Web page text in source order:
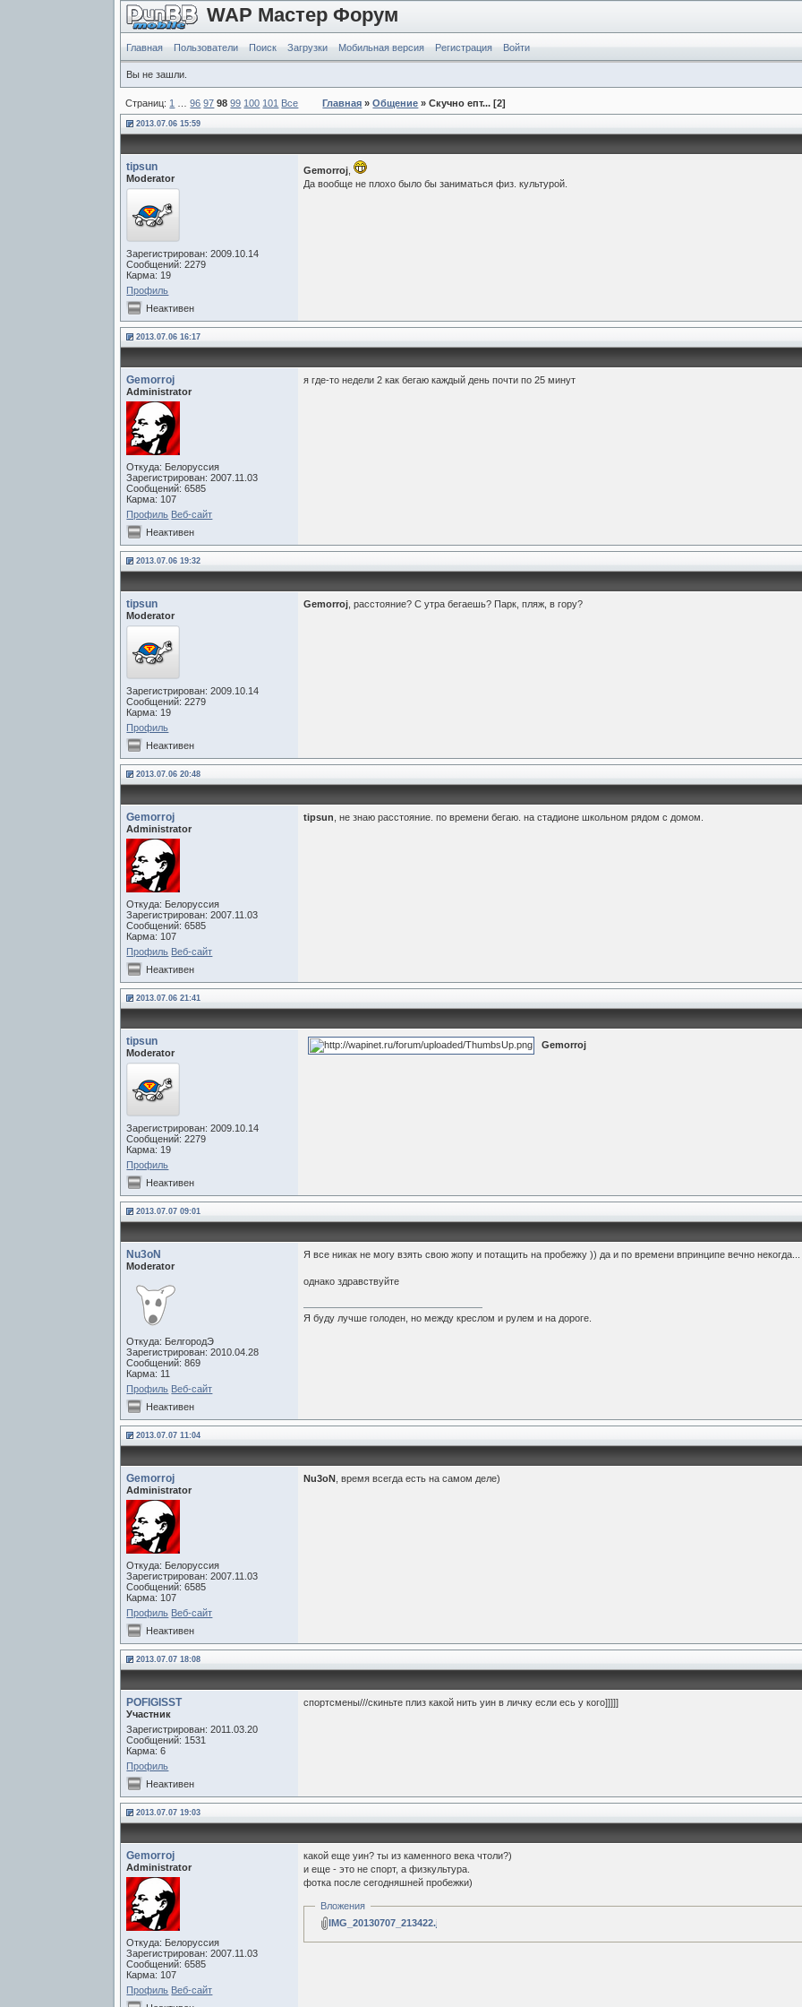
WAP Мастер Форум
Главная Пользователи Поиск Загрузки Мобильная версия Регистрация Войти
Вы не зашли.
Страниц: 1 …96 97 98 99 100 101 Все Главная »Общение » Скучно епт... [2]
2013.07.06 15:59
tipsun
Moderator
Зарегистрирован: 2009.10.14
Сообщений: 2279
Карма: 19
Профиль
Gemorroj ,
Да вообще не плохо было бы заниматься физ. культурой.
Неактивен
2013.07.06 16:17
Gemorroj
Administrator
Откуда: Белоруссия
Зарегистрирован: 2007.11.03
Сообщений: 6585
Карма: 107
Профиль Веб-сайт
я где-то недели 2 как бегаю каждый день почти по 25 минут
Неактивен
2013.07.06 19:32
tipsun
Moderator
Зарегистрирован: 2009.10.14
Сообщений: 2279
Карма: 19
Профиль
Gemorroj , расстояние? С утра бегаешь? Парк, пляж, в гору?
Неактивен
2013.07.06 20:48
Gemorroj
Administrator
Откуда: Белоруссия
Зарегистрирован: 2007.11.03
Сообщений: 6585
Карма: 107
Профиль Веб-сайт
tipsun , не знаю расстояние. по времени бегаю. на стадионе школьном рядом с домом.
Неактивен
2013.07.06 21:41
tipsun
Moderator
Зарегистрирован: 2009.10.14
Сообщений: 2279
Карма: 19
Профиль
Gemorroj
Неактивен
2013.07.07 09:01
Nu3oN
Moderator
Откуда: БелгородЭ
Зарегистрирован: 2010.04.28
Сообщений: 869
Карма: 11
Профиль Веб-сайт
Я все никак не могу взять свою жопу и потащить на пробежку )) да и по времени впринципе вечно некогда...
однако здравствуйте
Я буду лучше голоден, но между креслом и рулем и на дороге.
Неактивен
2013.07.07 11:04
Gemorroj
Administrator
Откуда: Белоруссия
Зарегистрирован: 2007.11.03
Сообщений: 6585
Карма: 107
Профиль Веб-сайт
Nu3oN , время всегда есть на самом деле)
Неактивен
2013.07.07 18:08
POFIGISST
Участник
Зарегистрирован: 2011.03.20
Сообщений: 1531
Карма: 6
Профиль
спортсмены///скиньте плиз какой нить уин в личку если есь у кого]]]]]
Неактивен
2013.07.07 19:03
Gemorroj
Administrator
Откуда: Белоруссия
Зарегистрирован: 2007.11.03
Сообщений: 6585
Карма: 107
Профиль Веб-сайт
какой еще уин? ты из каменного века чтоли?)
и еще - это не спорт, а физкультура.
фотка после сегодняшней пробежки)
Вложения
IMG_20130707_213422.jpg